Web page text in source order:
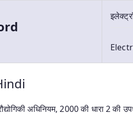
अधिनियम, 2000 की धारा 2 की